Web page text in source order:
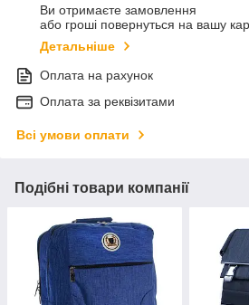
Ви отримаєте замовлення
або гроші повернуться на вашу
Детальніше
Оплата на рахунок
Оплата за реквізитами
Всі умови оплати
Подібні товари компанії